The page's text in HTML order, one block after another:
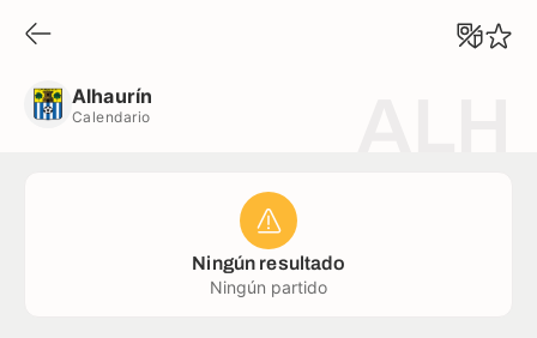
Alhaurín
Calendario
Ningún resultado
Ningún partido